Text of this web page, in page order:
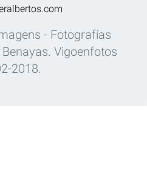
- Fotografías
Vigoenfotos
2018.